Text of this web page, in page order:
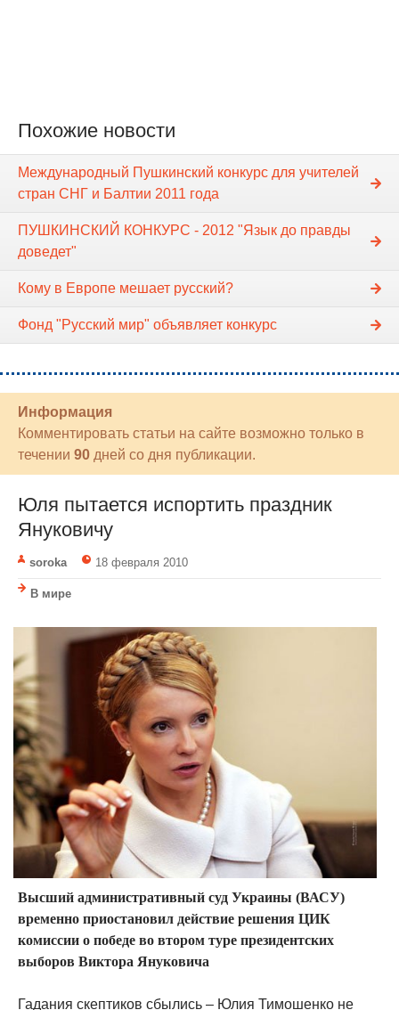
Похожие новости
Международный Пушкинский конкурс для учителей
стран СНГ и Балтии 2011 года
ПУШКИНСКИЙ КОНКУРС - 2012 "Язык до правды
доведет"
Кому в Европе мешает русский?
Фонд "Русский мир" объявляет конкурс
Информация
Комментировать статьи на сайте возможно только в
течении 90 дней со дня публикации.
Юля пытается испортить праздник
Януковичу
soroka 18 февраля 2010
В мире
Высший административный суд Украины (ВАСУ)
временно приостановил действие решения ЦИК
комиссии о победе во втором туре президентских
выборов Виктора Януковича
Гадания скептиков сбылись – Юлия Тимошенко не